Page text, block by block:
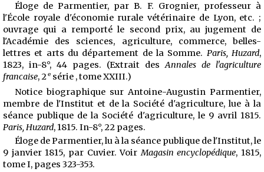
Éloge de Parmentier, par B. F. Grognier, professeur à
l'École royale d'économie rurale vétérinaire de Lyon, etc. ;
ouvrage qui a remporté le second prix, au jugement de
l'Académie des sciences, agriculture, commerce, belles-
lettres et arts du département de la Somme. Paris, Huzard,
1823, in-8°, 44 pages. (Extrait desAnnales de l'agriculture
francaise, 2e série , tome XXIII.)
Notice biographique sur Antoine-Augustin Parmentier,
membre de l'Institut et de la Société d'agriculture, lue à la
séance publique de la Société d'agriculture, le 9 avril 1815.
Paris, Huzard, 1815. In-8°, 22 pages.
Éloge de Parmentier, lu à la séance publique de l'Institut, le
9 janvier 1815, par Cuvier. VoirMagasin encyclopédique, 1815,
tome I, pages 323-353.